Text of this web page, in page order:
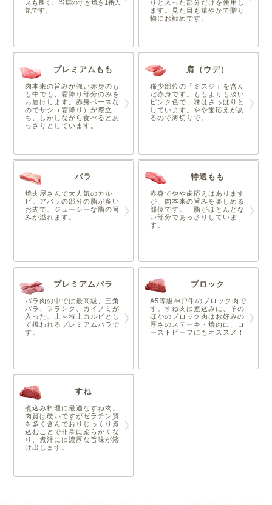
スも良く、当店のすき焼き1番人
気です。
りと入った部分だけを使用し
ます。見た目も華やかで贈り
物にお勧めです。
プレミアムもも
肉本来の旨みが強い赤身のも
も中でも、霜降り部分のみを
お届けします。赤身ベースな
のでサシ（霜降り）が際立
ち、しかしながら食べるとあ
っさりとしています。
肩（ウデ）
稀少部位の「ミスジ」を含ん
だ赤身です。ももよりも淡い
ピンク色で、味はさっぱりと
しています。やや歯応えがあ
るので薄切りで。
バラ
焼肉屋さんで大人気のカル
ビ。アバラの部分の脂が多い
お肉で、ジューシーな脂の旨
みが溢れます。
特選もも
赤身でやや歯応えはあります
が、肉本来の旨みを楽しめる
部位です。 脂がほとんどな
い部分であっさりしていま
す。
プレミアムバラ
バラ肉の中では最高級、三角
バラ、フランク、カイノミが
入った、上～特上カルビとし
て扱われるプレミアムバラで
す。
ブロック
A5等級神戸牛のブロック肉で
す。すね肉は煮込みに、その
ほかのブロック肉はお好みの
厚さのステーキ・焼肉に、ロ
ーストビーフにもオススメ！
すね
煮込み料理に最適なすね肉。
肉質は硬いですがゼラチン質
を多く含んでおりじっくり煮
込むことで非常に柔らかくな
り、煮汁には濃厚な旨味が溶
け出します。